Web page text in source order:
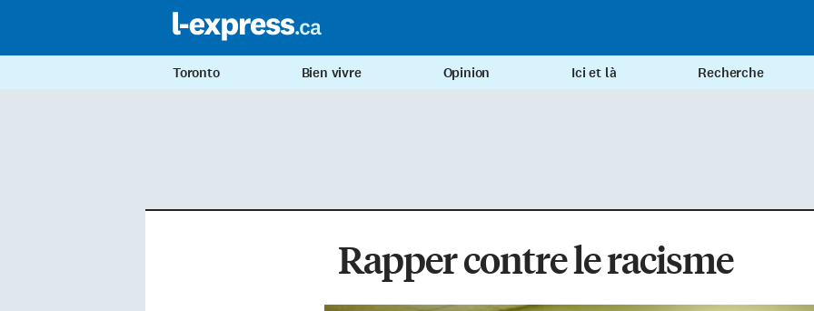
Toronto Bien vivre Opinion Ici et là Recherche
Rapper contre le racisme